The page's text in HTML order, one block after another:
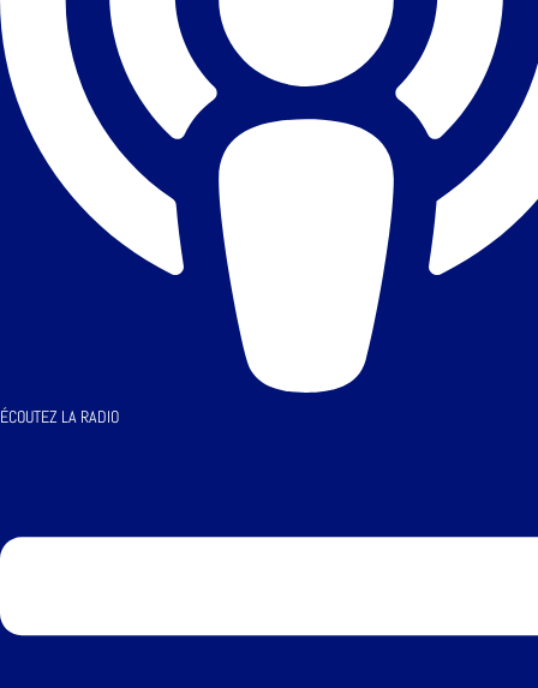
ÉCOUTEZ LA RADIO